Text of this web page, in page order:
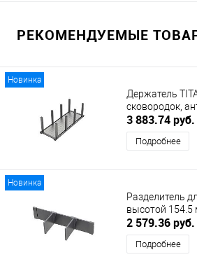
РЕКОМЕНДУЕМЫЕ
Новинка
Держатель
сковородок,
3 883.74 руб.
Подробнее
Новинка
Разделитель
высотой 154.5
2 579.36 руб.
Подробнее